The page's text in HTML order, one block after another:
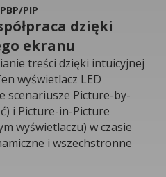
PIP
dzięki
ekranu
treści dzięki intuicyjnej
wyświetlacz LED
scenariusze Picture-by-
i Picture-in-Picture
wyświetlaczu) w czasie
i wszechstronne